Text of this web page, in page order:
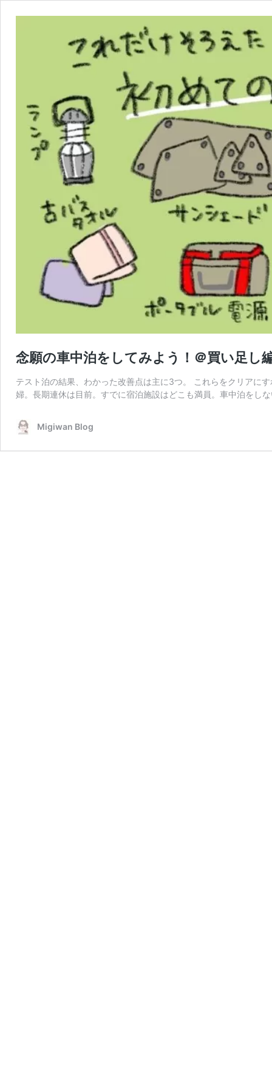
念願の車中泊をしてみよう！＠買い足し
テスト泊の結果、わかった改善点は主に3つ。 これらをクリアに
婦。長期連休は目前。すでに宿泊施設はどこも満員。車中泊をし
Migiwan Blog